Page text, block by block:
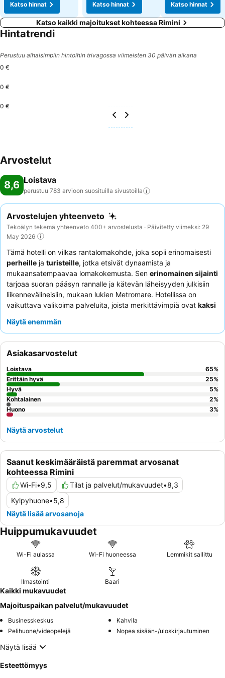
Katso hinnat
Katso hinnat
Katso hinnat
Katso kaikki majoitukset kohteessa Rimini
Hintatrendi
Perustuu alhaisimpiin hintoihin trivagossa viimeisten 30 päivän aikana
0 €
0 €
0 €
Arvostelut
8,6 Loistava
perustuu 783 arvioon suosituilla sivustoilla
Arvostelujen yhteenveto
Tekoälyn tekemä yhteenveto 400+ arvostelusta · Päivitetty viimeksi: 29
May 2026
Tämä hotelli on vilkas rantalomakohde, joka sopii erinomaisesti
perheille ja turisteille, jotka etsivät dynaamista ja
mukaansatempaavaa lomakokemusta. Sen erinomainen sijainti
tarjoaa suoran pääsyn rannalle ja kätevän läheisyyden julkisiin
liikennevälineisiin, mukaan lukien Metromare. Hotellissa on
vaikuttava valikoima palveluita, joista merkittävimpiä ovat kaksi
lastenallas) sekä energinen
poikkeuksellista henkilökuntaa ystävällisestä ja avuliaasta
palvelusta, jaaamiaisbuffet
arvosanat monipuolisuudestaan ja laadustaan, sisältäen suositun
grillinurkkauksen. Ainutlaatuisen tavan tutustua paikalliseen
alueeseen tarjoavat hotellin
Näytä enemmän
Saanut keskimääräistä paremmat arvosanat
kohteessa Rimini
Wi-Fi•9,5 Tilat ja palvelut/mukavuudet•8,3
Kylpyhuone•5,8
Näytä lisää arvosanoja
Asiakasarvostelut
Loistava 65%
Erittäin hyvä
25%
Hyvä
5%
Kohtalainen
2%
Huono
3%
Näytä arvostelut
Huippumukavuudet
Wi-Fi aulassa Wi-Fi huoneessa Lemmikit sallittu
Ilmastointi Baari
Kaikki mukavuudet
Majoituspaikan palvelut/mukavuudet
Businesskeskus
Kahvila
Pelihuone/videopelejä
Nopea sisään-/uloskirjautuminen
Näytä lisää
Esteettömyys